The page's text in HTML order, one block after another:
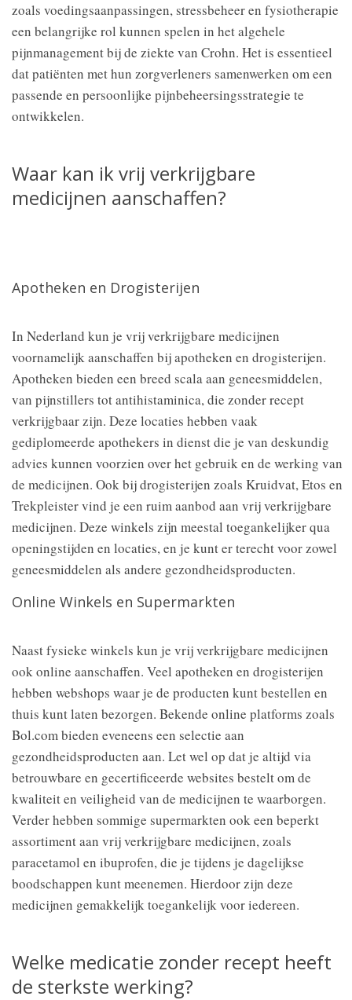
zoals voedingsaanpassingen, stressbeheer en fysiotherapie
een belangrijke rol kunnen spelen in het algehele
pijnmanagement bij de ziekte van Crohn. Het is essentieel
dat patiënten met hun zorgverleners samenwerken om een
passende en persoonlijke pijnbeheersingsstrategie te
ontwikkelen.
Waar kan ik vrij verkrijgbare
medicijnen aanschaffen?
Apotheken en Drogisterijen
In Nederland kun je vrij verkrijgbare medicijnen
voornamelijk aanschaffen bij apotheken en drogisterijen.
Apotheken bieden een breed scala aan geneesmiddelen,
van pijnstillers tot antihistaminica, die zonder recept
verkrijgbaar zijn. Deze locaties hebben vaak
gediplomeerde apothekers in dienst die je van deskundig
advies kunnen voorzien over het gebruik en de werking van
de medicijnen. Ook bij drogisterijen zoals Kruidvat, Etos en
Trekpleister vind je een ruim aanbod aan vrij verkrijgbare
medicijnen. Deze winkels zijn meestal toegankelijker qua
openingstijden en locaties, en je kunt er terecht voor zowel
geneesmiddelen als andere gezondheidsproducten.
Online Winkels en Supermarkten
Naast fysieke winkels kun je vrij verkrijgbare medicijnen
ook online aanschaffen. Veel apotheken en drogisterijen
hebben webshops waar je de producten kunt bestellen en
thuis kunt laten bezorgen. Bekende online platforms zoals
Bol.com bieden eveneens een selectie aan
gezondheidsproducten aan. Let wel op dat je altijd via
betrouwbare en gecertificeerde websites bestelt om de
kwaliteit en veiligheid van de medicijnen te waarborgen.
Verder hebben sommige supermarkten ook een beperkt
assortiment aan vrij verkrijgbare medicijnen, zoals
paracetamol en ibuprofen, die je tijdens je dagelijkse
boodschappen kunt meenemen. Hierdoor zijn deze
medicijnen gemakkelijk toegankelijk voor iedereen.
Welke medicatie zonder recept heeft
de sterkste werking?